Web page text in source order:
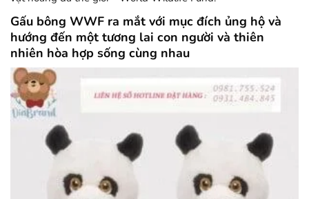
Gấu bông WWF ra mắt với mục đích ủng hộ và
hướng đến một tương lai con người và thiên
nhiên hòa hợp sống cùng nhau